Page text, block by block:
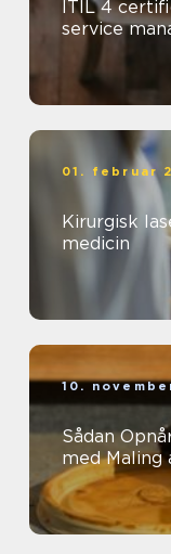
ITIL 4
service
01. februar
Kirurgisk
medicin
10.
Sådan
med